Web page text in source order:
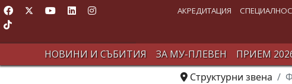
АКРЕДИТАЦИЯ
НОВИНИ И СЪБИТИЯ ЗА МУ-ПЛЕВЕН ПРИЕМ
Структурни звена